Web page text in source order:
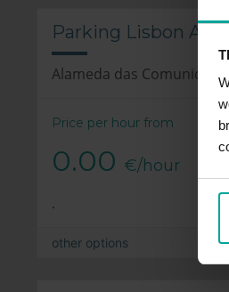
Parking Lisbon
Alameda das
Price per hour from
0.00 €/hour
.
other options